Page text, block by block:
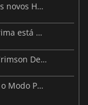
A Invasão dos Illuminados: Conquistar os novos Helldivers 2 Atualização!
GTA VI: Para além dos atrasos, a obra-prima está quase a chegar
Pearl Abyss revela imagens de jogo de Crimson Desert para a PS5
A atualização da Nintendo Switch 2 traz o Modo Portátil aos jogos mais antigos da Switch